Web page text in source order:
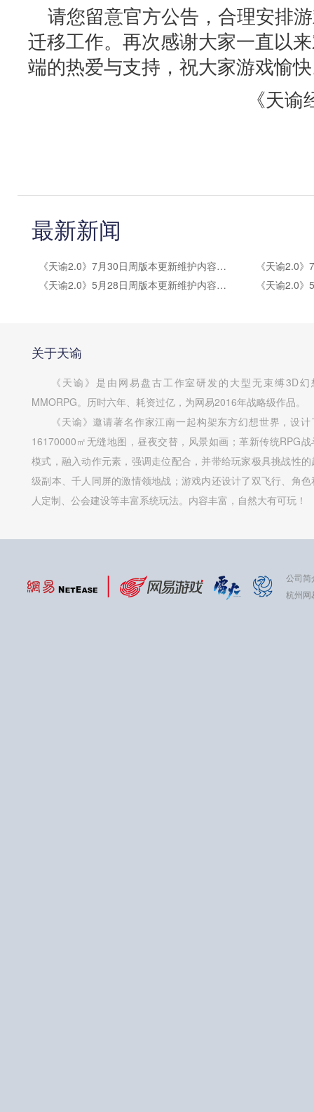
请您留意官方公告，合理安排
迁移工作。再次感谢大家一直以
端的热爱与支持，祝大家游戏愉
《天
最新新闻
《天谕2.0》7月30日周版本更新维护内容公告
《天谕2.0》5月28日周版本更新维护内容公告
关于天谕
《天谕》是由网易盘古工作室研发的大型无束缚3D幻
MMORPG。历时六年、耗资过亿，为网易2016年战略级作品。
《天谕》邀请著名作家江南一起构架东方幻想世界，设计
16170000㎡无缝地图，昼夜交替，风景如画；革新传统RPG战
模式，融入动作元素，强调走位配合，并带给玩家极具挑战性的
级副本、千人同屏的激情领地战；游戏内还设计了双飞行、角色
人定制、公会建设等丰富系统玩法。内容丰富，自然大有可玩！
公司简
杭州